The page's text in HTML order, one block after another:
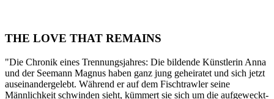
THE LOVE THAT REMAINS
"Die Chronik eines Trennungsjahres: Die bildende Künstlerin Anna
und der Seemann Magnus haben ganz jung geheiratet und sich jetzt
auseinandergelebt. Während er auf dem Fischtrawler seine
Männlichkeit schwinden sieht, kümmert sie sich um die aufgeweckt-